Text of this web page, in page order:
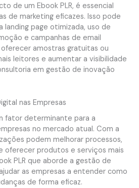
de um Ebook PLR, é essencial
de marketing eficazes. Isso pode
landing page otimizada, uso de
e campanhas de email
amostras gratuitas ou
leitores e aumentar a visibilidade
em gestão de inovação
nas Empresas
fator determinante para a
no mercado atual. Com a
podem melhorar processos,
oferecer produtos e serviços mais
PLR que aborde a gestão de
as empresas a entender como
de forma eficaz.